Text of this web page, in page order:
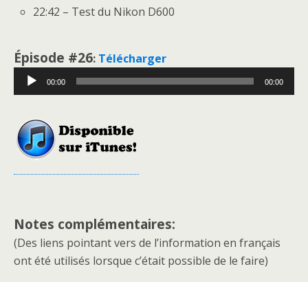
22:42 – Test du Nikon D600
Épisode #26: Télécharger
Lecteur
audio
00:00 00:00
Notes complémentaires:
(Des liens pointant vers de l’information en français
ont été utilisés lorsque c’était possible de le faire)